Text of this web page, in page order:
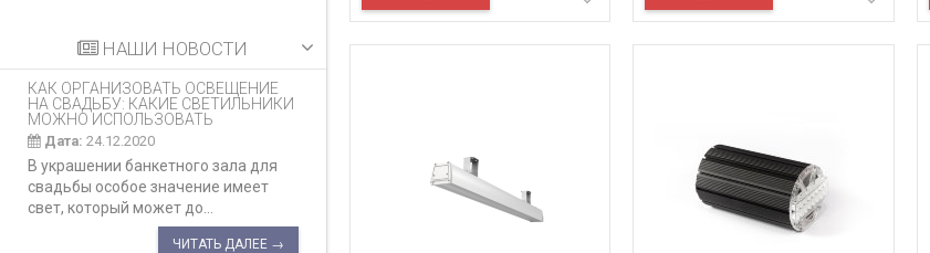
НАШИ НОВОСТИ
КАК ОРГАНИЗОВАТЬ ОСВЕЩЕНИЕ
НА СВАДЬБУ: КАКИЕ СВЕТИЛЬНИКИ
МОЖНО ИСПОЛЬЗОВАТЬ
Дата: 24.12.2020
В украшении банкетного зала для
свадьбы особое значение имеет
свет, который может до...
ЧИТАТЬ ДАЛЕЕ →